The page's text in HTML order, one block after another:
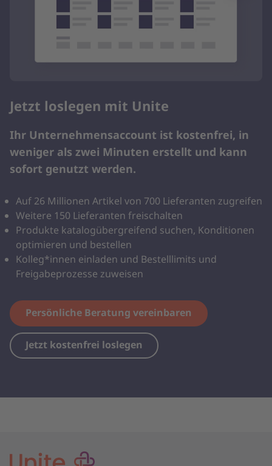
Jetzt loslegen mit Unite
Ihr Unternehmensaccount ist kostenfrei, in
weniger als zwei Minuten erstellt und kann
sofort genutzt werden.
Auf 26 Millionen Artikel von 700 Lieferanten zugreifen
Weitere 150 Lieferanten freischalten
Produkte katalogübergreifend suchen, Konditionen
optimieren und bestellen
Kolleg*innen einladen und Bestelllimits und
Freigabeprozesse zuweisen
Persönliche Beratung vereinbaren
Jetzt kostenfrei loslegen